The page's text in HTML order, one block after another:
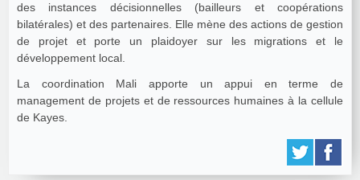
des instances décisionnelles (bailleurs et coopérations
bilatérales) et des partenaires. Elle mène des actions de gestion
de projet et porte un plaidoyer sur les migrations et le
développement local.
La coordination Mali apporte un appui en terme de
management de projets et de ressources humaines à la cellule
de Kayes.